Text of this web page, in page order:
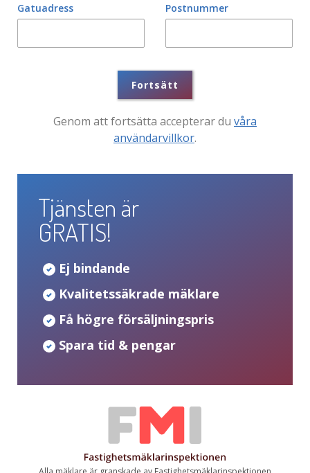
Gatuadress Postnummer
Fortsätt
Genom att fortsätta accepterar du våra
användarvillkor.
Tjänsten är
GRATIS!
Ej bindande
Kvalitetssäkrade mäklare
Få högre försäljningspris
Spara tid & pengar